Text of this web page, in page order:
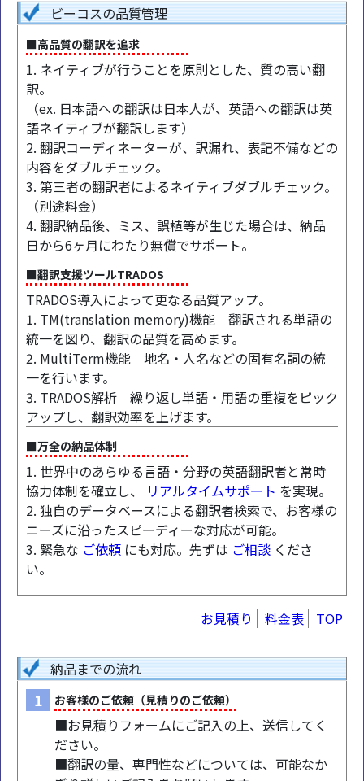
ビーコスの品質管理
■高品質の翻訳を追求
1. ネイティブが行うことを原則とした、質の高い翻
訳。
（ex. 日本語への翻訳は日本人が、英語への翻訳は英
語ネイティブが翻訳します）
2. 翻訳コーディネーターが、訳漏れ、表記不備などの
内容をダブルチェック。
3. 第三者の翻訳者によるネイティブダブルチェック。
（別途料金）
4. 翻訳納品後、ミス、誤植等が生じた場合は、納品
日から6ヶ月にわたり無償でサポート。
■翻訳支援ツールTRADOS
TRADOS導入によって更なる品質アップ。
1. TM(translation memory)機能 翻訳される単語の
統一を図り、翻訳の品質を高めます。
2. MultiTerm機能 地名・人名などの固有名詞の統
一を行います。
3. TRADOS解析 繰り返し単語・用語の重複をピック
アップし、翻訳効率を上げます。
■万全の納品体制
1. 世界中のあらゆる言語・分野の英語翻訳者と常時
協力体制を確立し、
リアルタイムサポート を実現。
2. 独自のデータベースによる翻訳者検索で、お客様の
ニーズに沿ったスピーディーな対応が可能。
3. 緊急な ご依頼 にも対応。先ずは ご相談 くださ
い。
お見積り 料金表 TOP
納品までの流れ
1 お客様のご依頼（見積りのご依頼）
■お見積りフォームにご記入の上、送信してく
ださい。
■翻訳の量、専門性などについては、可能なか